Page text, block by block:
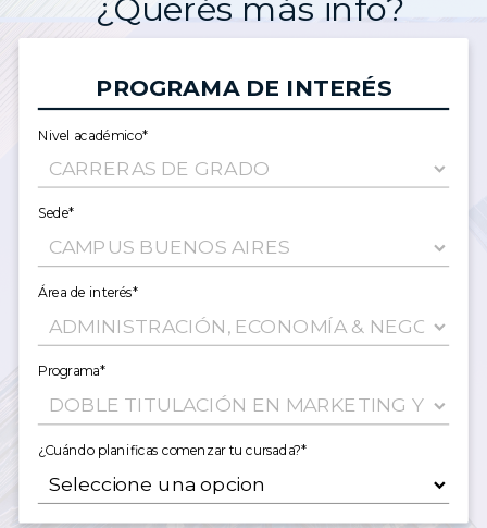
PROGRAMA DE INTERÉS
Nivel académico*
Sede*
Área de interés*
Programa*
¿Cuándo planificas comenzar tu cursada?*